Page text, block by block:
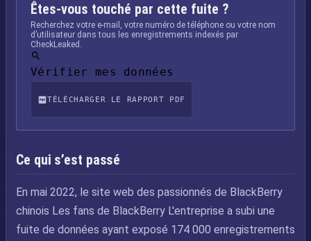
Êtes-vous touché par cette fuite ?
Recherchez votre e-mail, votre numéro de téléphone ou votre nom
d’utilisateur dans tous les enregistrements indexés par
CheckLeaked.
Vérifier mes données
TÉLÉCHARGER LE RAPPORT PDF
Ce qui s’est passé
En mai 2022, le site web des passionnés de BlackBerry
chinois Les fans de BlackBerry L'entreprise a subi une
fuite de données ayant exposé 174 000 enregistrements